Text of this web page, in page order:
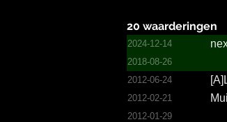
20 waarderingen
2024-12-14
2018-08-26
2012-06-24
2012-02-21
2012-01-29